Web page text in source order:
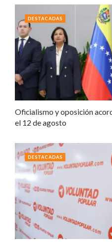
Oficialismo y oposición
el 12 de agosto
DESTACADAS
DESTACADAS